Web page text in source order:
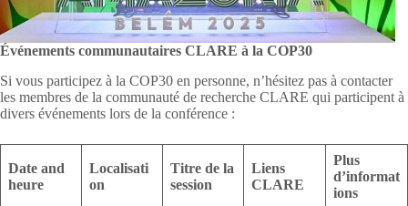
Événements communautaires CLARE à la COP30
Si vous participez à la COP30 en personne, n’hésitez pas à contacter
les membres de la communauté de recherche CLARE qui participent à
divers événements lors de la conférence :
Date and
heure
Localisati
on
Titre de la
session
Liens
CLARE
Plus
d’informat
ions